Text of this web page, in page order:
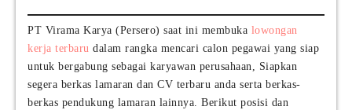
PT Virama Karya (Persero) saat ini membuka lowongan
kerja terbaru dalam rangka mencari calon pegawai yang siap
untuk bergabung sebagai karyawan perusahaan, Siapkan
segera berkas lamaran dan CV terbaru anda serta berkas-
berkas pendukung lamaran lainnya. Berikut posisi dan